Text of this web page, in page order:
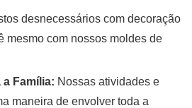
desnecessários com decoração
mesmo com nossos moldes de
a Família: Nossas atividades e
maneira de envolver toda a